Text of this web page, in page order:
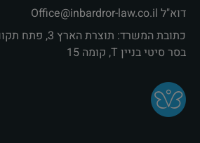
דוא"ל Office@inbardror-law.co.il‏
כתובת המשרד: תוצרת הארץ 3, פתח תקווה
בסר סיטי בניין T, קומה 15